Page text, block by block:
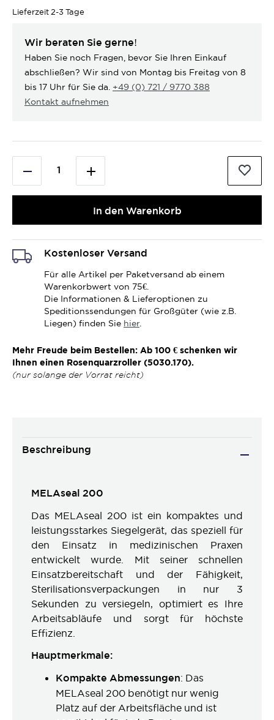
Lieferzeit 2-3 Tage
Wir beraten Sie gerne!
Haben Sie noch Fragen, bevor Sie Ihren Einkauf
abschließen? Wir sind von Montag bis Freitag von 8
bis 17 Uhr für Sie da. +49 (0) 721 / 9770 388
Kontakt aufnehmen
In den Warenkorb
Kostenloser Versand
Für alle Artikel per Paketversand ab einem
Warenkorbwert von 75€.
Die Informationen & Lieferoptionen zu
Speditionssendungen für Großgüter (wie z.B.
Liegen) finden Sie hier.
Mehr Freude beim Bestellen: Ab 100 € schenken wir
Ihnen einen Rosenquarzroller (5030.170).
(nur solange der Vorrat reicht)
Beschreibung
MELAseal 200
Das MELAseal 200 ist ein kompaktes und
leistungsstarkes Siegelgerät, das speziell für
den Einsatz in medizinischen Praxen
entwickelt wurde. Mit seiner schnellen
Einsatzbereitschaft und der Fähigkeit,
Sterilisationsverpackungen in nur 3
Sekunden zu versiegeln, optimiert es Ihre
Arbeitsabläufe und sorgt für höchste
Effizienz.
Hauptmerkmale:
Kompakte Abmessungen: Das
MELAseal 200 benötigt nur wenig
Platz auf der Arbeitsfläche und ist